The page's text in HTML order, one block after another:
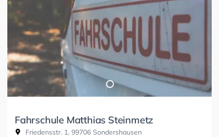
Fahrschule Matthias Steinmetz
Friedensstr. 1, 99706 Sondershausen